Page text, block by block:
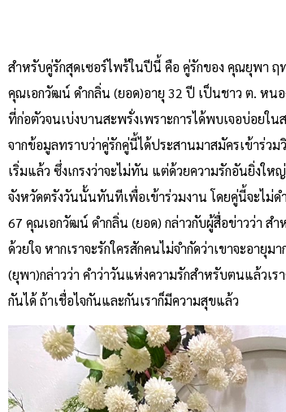
สำหรับคู่รักสุดเซอร์ไพร้ในปีนี้ คือ คู่รักของ คุณยุพา
คุณเอกวัฒน์ ดำกลิ่น (ยอด)อายุ 32 ปี เป็นชาว ต. หน
ที่ก่อตัวจนเบ่งบานสะพรั่งเพราะการได้พบเจอบ่อย
จากข้อมูลทราบว่าคู่รักคู่นี้ได้ประสานมาสมัครเข้าร่ว
เริ่มแล้ว ซึ่งเกรงว่าจะไม่ทัน แต่ด้วยความรักอันยิ่งใ
จังหวัดตรังวันนั้นทันทีเพื่อเข้าร่วมงาน โดยคู่นี้จะไม่
67 คุณเอกวัฒน์ ดำกลิ่น (ยอด) กล่าวกับผู้สื่อข่าวว่า สำ
ด้วยใจ หากเราจะรักใครสักคนไม่จำกัดว่าเขาจะอา
(ยุพา)กล่าวว่า คำว่าวันแห่งความรักสำหรับตนแล้วเ
กันได้ ถ้าเชื่อไจกันและกันเราก็มีความสุขแล้ว